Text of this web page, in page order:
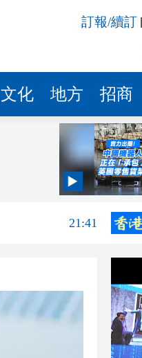
訂報/續訂
文化 地方 招商
21:57
21:29